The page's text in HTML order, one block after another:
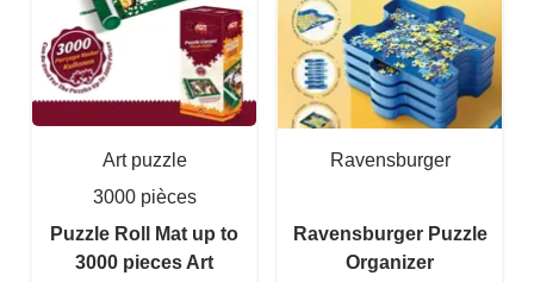
Art puzzle
3000 pièces
Puzzle Roll Mat up to
3000 pieces Art
Ravensburger
Ravensburger Puzzle
Organizer